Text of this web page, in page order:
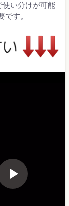
使い分けが可能
す。